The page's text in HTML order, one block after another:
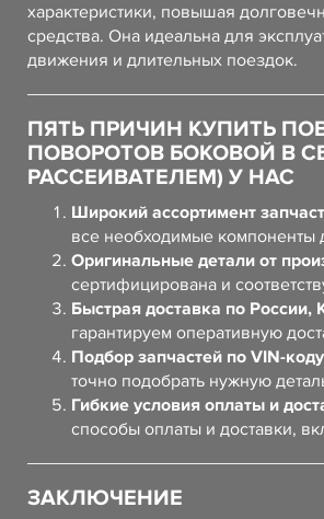
характеристики, повышая
средства. Она идеальна для
движения и длительных поездок.
ПЯТЬ ПРИЧИН КУПИТЬ
ПОВОРОТОВ БОКОВОЙ В
РАССЕИВАТЕЛЕМ) У НАС
Широкий ассортимент
все необходимые компоненты
Оригинальные детали от
сертифицирована и
Быстрая доставка по России,
гарантируем оперативную
Подбор запчастей по VIN-
точно подобрать нужную
Гибкие условия оплаты и
способы оплаты и доставки,
ЗАКЛЮЧЕНИЕ